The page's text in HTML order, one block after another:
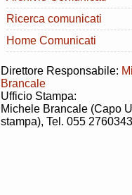
Ricerca comunicati
Home Comunicati
Direttore Responsabile:
Brancale
Ufficio Stampa:
Michele Brancale (Capo
stampa), Tel. 055 2760343